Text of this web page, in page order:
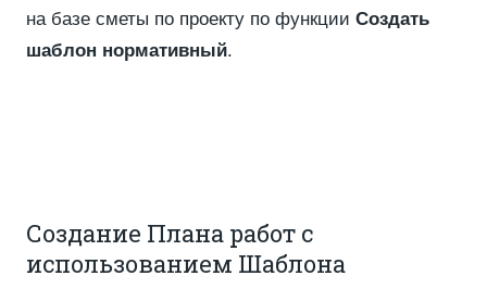
на базе сметы по проекту по функции Создать
шаблон нормативный.
Создание Плана работ с
использованием Шаблона